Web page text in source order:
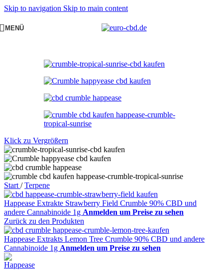
Skip to navigation Skip to main content
MENÜ
Klick zu Vergrößern
Start / Terpene
Happease Extrakte Strawberry Field Crumble 90% CBD und
andere Cannabinoide 1g Anmelden um Preise zu sehen
Zurück zu den Produkten
Happease Extrakts Lemon Tree Crumble 90% CBD und andere
Cannabinoide 1g Anmelden um Preise zu sehen